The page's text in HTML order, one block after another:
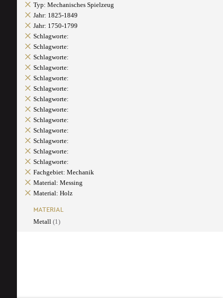
Typ: Mechanisches Spielzeug
Jahr: 1825-1849
Jahr: 1750-1799
Schlagworte:
Schlagworte:
Schlagworte:
Schlagworte:
Schlagworte:
Schlagworte:
Schlagworte:
Schlagworte:
Schlagworte:
Schlagworte:
Schlagworte:
Schlagworte:
Schlagworte:
Fachgebiet: Mechanik
Material: Messing
Material: Holz
MATERIAL
Metall (1)